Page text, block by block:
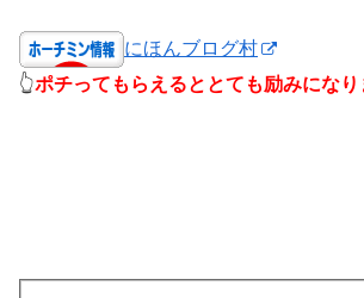
にほんブログ村
👆ポチってもらえるととても励みになり